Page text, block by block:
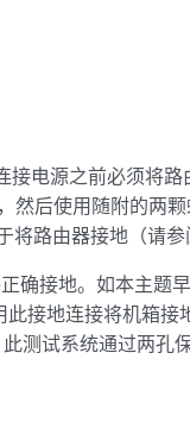
接电源之前必须将
然后使用随附的两
将路由器接地（请参
确接地。如本主题
接地连接将机箱接
测试系统通过两孔